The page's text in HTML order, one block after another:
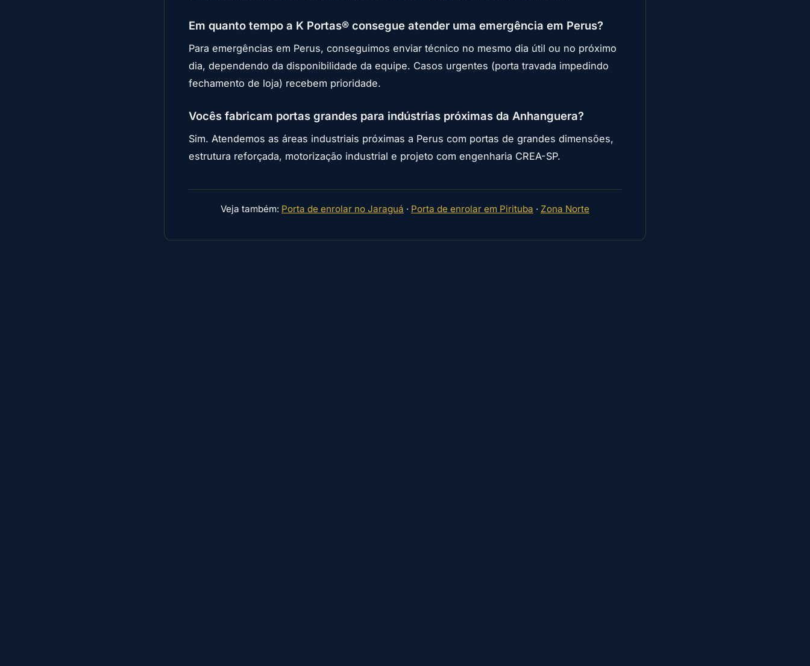
Em quanto tempo a K Portas® consegue atender uma emergência em Perus?
Para emergências em Perus, conseguimos enviar técnico no mesmo dia útil ou no próximo
dia, dependendo da disponibilidade da equipe. Casos urgentes (porta travada impedindo
fechamento de loja) recebem prioridade.
Vocês fabricam portas grandes para indústrias próximas da Anhanguera?
Sim. Atendemos as áreas industriais próximas a Perus com portas de grandes dimensões,
estrutura reforçada, motorização industrial e projeto com engenharia CREA-SP.
Veja também: Porta de enrolar no Jaraguá · Porta de enrolar em Pirituba · Zona Norte